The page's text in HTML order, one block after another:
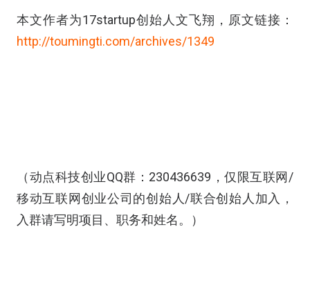
本文作者为17startup创始人文飞翔，原文链接：
http://toumingti.com/archives/1349
（动点科技创业QQ群：230436639，仅限互联网/
移动互联网创业公司的创始人/联合创始人加入，
入群请写明项目、职务和姓名。）